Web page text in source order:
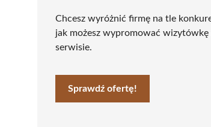
Chcesz wyróżnić firmę na tle
jak możesz wypromować
serwisie.
Sprawdź ofertę!